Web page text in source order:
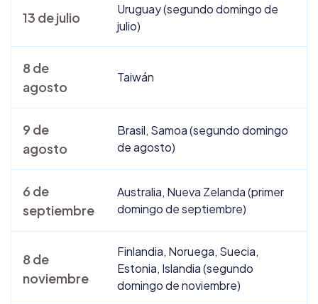
13 de julio
Uruguay (segundo domingo de
julio)
8 de
agosto
Taiwán
9 de
agosto
Brasil, Samoa (segundo domingo
de agosto)
6 de
septiembre
Australia, Nueva Zelanda (primer
domingo de septiembre)
8 de
noviembre
Finlandia, Noruega, Suecia,
Estonia, Islandia (segundo
domingo de noviembre)